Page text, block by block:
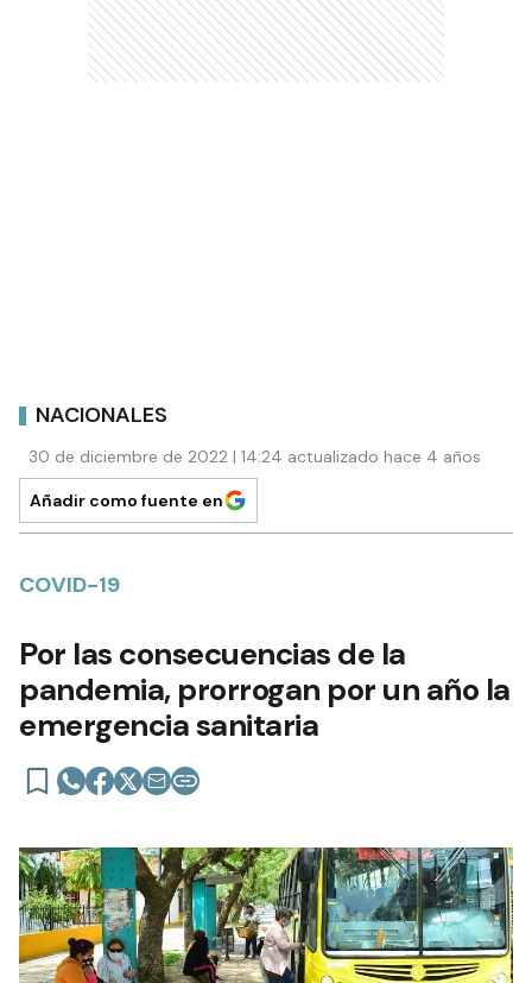
NACIONALES
30 de diciembre de 2022 | 14:24 actualizado hace 4 años
Añadir como fuente en
COVID-19
Por las consecuencias de la
pandemia, prorrogan por un año la
emergencia sanitaria